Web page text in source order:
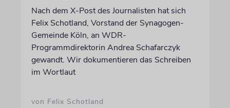
Nach dem X-Post des Journalisten hat sich
Felix Schotland, Vorstand der Synagogen-
Gemeinde Köln, an WDR-
Programmdirektorin Andrea Schafarczyk
gewandt. Wir dokumentieren das Schreiben
im Wortlaut
von Felix Schotland